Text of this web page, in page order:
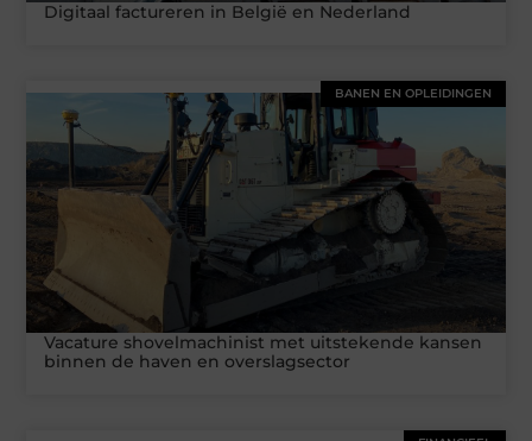
Digitaal factureren in België en Nederland
BANEN EN OPLEIDINGEN
Vacature shovelmachinist met uitstekende kansen
binnen de haven en overslagsector